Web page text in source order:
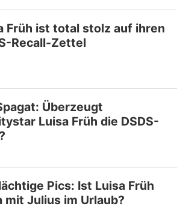
Früh ist total stolz auf ihren
Recall-Zettel
Überzeugt
Luisa Früh die DSDS-
Pics: Ist Luisa Früh
mit Julius im Urlaub?